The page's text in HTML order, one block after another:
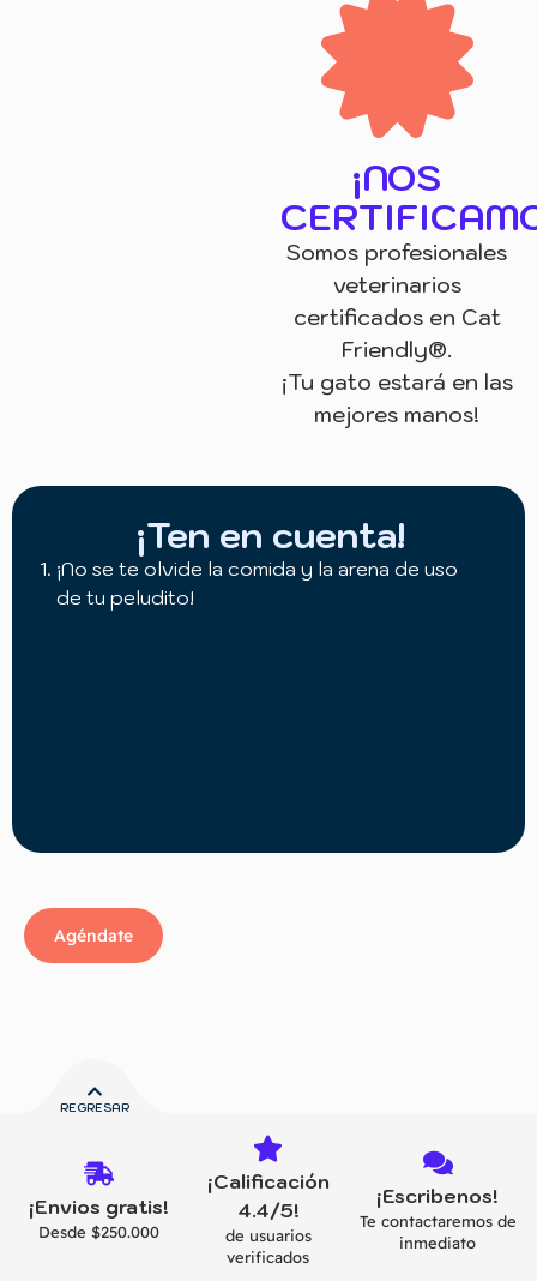
¡NOS
Somos profesionales
veterinarios
certificados en Cat
Friendly®.
¡Tu gato estará en las
mejores manos!
¡Ten en cuenta!
¡No se te olvide la comida y la arena de uso
de tu peludito!
Agéndate
REGRESAR
¡Envios gratis!
Desde $250.000
¡Calificación
4.4/5!
de usuarios
verificados
¡Escribenos!
Te contactaremos de
inmediato